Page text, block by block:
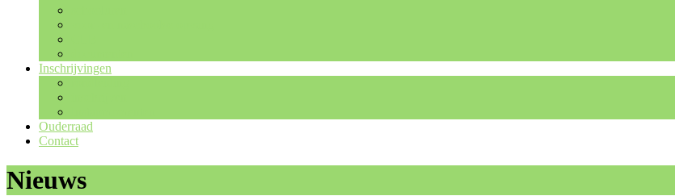
Inschrijvingen
Ouderraad
Contact
Nieuws